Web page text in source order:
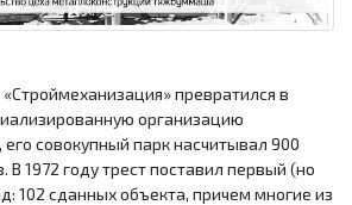
«Строймеханизация» превратился в
организацию
совокупный парк насчитывал 900
1972 году трест поставил первый (но
102 сданных объекта, причем многие из